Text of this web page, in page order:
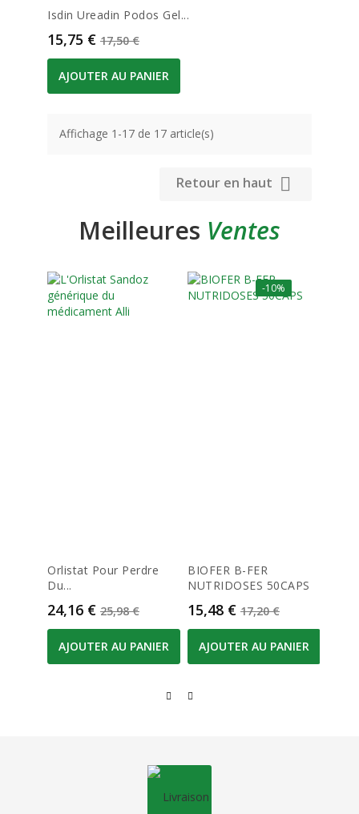
Isdin Ureadin Podos Gel...
Prix
15,75 € Prix de base
17,50 €
AJOUTER AU PANIER
Affichage 1-17 de 17 article(s)
Retour en haut 
Meilleures Ventes
Orlistat Pour Perdre
Du...
Prix
24,16 € Prix de base
25,98 €
AJOUTER AU PANIER
-10%
BIOFER B-FER
NUTRIDOSES 50CAPS
Prix
15,48 € Prix de base
17,20 €
AJOUTER AU PANIER